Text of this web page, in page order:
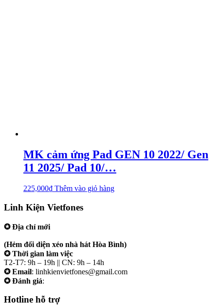
MK cảm ứng Pad GEN 10 2022/ Gen
11 2025/ Pad 10/…
225,000₫ Thêm vào giỏ hàng
Linh Kiện Vietfones
✪ Địa chỉ mới
(Hẻm đối diện xéo nhà hát Hòa Bình)
✪ Thời gian làm việc
T2-T7: 9h – 19h || CN: 9h – 14h
✪ Email: linhkienvietfones@gmail.com
✪ Đánh giá:
Hotline hỗ trợ